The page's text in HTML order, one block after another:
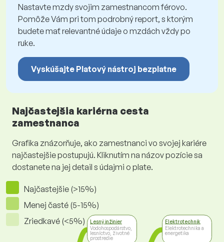
Nastavte mzdy svojim zamestnancom férovo.
Pomôže Vám pri tom podrobný report, s ktorým
budete mať relevantné údaje o mzdách vždy po
ruke.
Vyskúšajte Platový nástroj bezplatne
Najčastejšia kariérna cesta
zamestnanca
Grafika znázorňuje, ako zamestnanci vo svojej kariére
najčastejšie postupujú. Kliknutím na názov pozície sa
dostanete na jej detail s údajmi o plate.
Najčastejšie (>15%)
Menej časté (5-15%)
Zriedkavé (<5%)
Lesný inžinier
Vodohospodárstvo,
lesníctvo, životné
prostredie
Elektrotechnik
Elektrotechnika a
energetika